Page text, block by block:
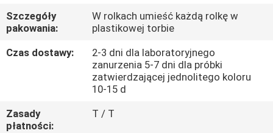
SKONTAKTUJ
SIĘ
Z
AKTUALNOŚCI
Szczegóły
pakowania:
W rolkach umieść każdą rolkę w
plastikowej torbie
Czas dostawy:
2-3 dni dla laboratoryjnego
zanurzenia 5-7 dni dla próbki
zatwierdzającej jednolitego koloru
10-15 d
Zasady
płatności:
T / T